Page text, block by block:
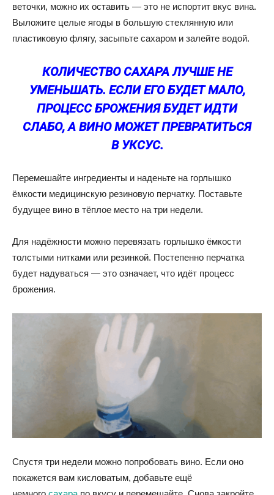
веточки, можно их оставить — это не испортит вкус вина.
Выложите целые ягоды в большую стеклянную или
пластиковую флягу, засыпьте сахаром и залейте водой.
КОЛИЧЕСТВО САХАРА ЛУЧШЕ НЕ
УМЕНЬШАТЬ. ЕСЛИ ЕГО БУДЕТ МАЛО,
ПРОЦЕСС БРОЖЕНИЯ БУДЕТ ИДТИ
СЛАБО, А ВИНО МОЖЕТ ПРЕВРАТИТЬСЯ
В УКСУС.
Перемешайте ингредиенты и наденьте на горлышко
ёмкости медицинскую резиновую перчатку. Поставьте
будущее вино в тёплое место на три недели.
Для надёжности можно перевязать горлышко ёмкости
толстыми нитками или резинкой. Постепенно перчатка
будет надуваться — это означает, что идёт процесс
брожения.
Спустя три недели можно попробовать вино. Если оно
покажется вам кисловатым, добавьте ещё